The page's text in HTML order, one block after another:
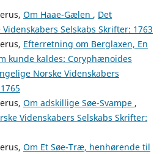
Om Haae-Gælen , Det
Selskabs Skrifter: 1763
Efterretning om Berglaxen, En
kunde kaldes: Coryphænoides
Norske Videnskabers
Om adskillige Søe-Svampe ,
Videnskabers Selskabs Skrifter:
Om Et Søe-Træ, henhørende til